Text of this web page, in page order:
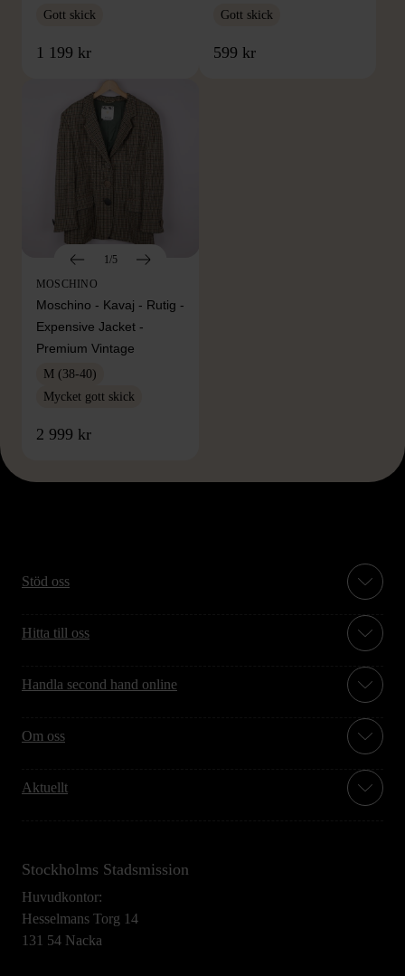
Gott skick
1 199 kr
Gott skick
599 kr
1/5
MOSCHINO
Moschino - Kavaj - Rutig -
Expensive Jacket -
Premium Vintage
M (38-40)
Mycket gott skick
2 999 kr
Stöd oss
Hitta till oss
Handla second hand online
Om oss
Aktuellt
Stockholms Stadsmission
Huvudkontor:
Hesselmans Torg 14
131 54 Nacka